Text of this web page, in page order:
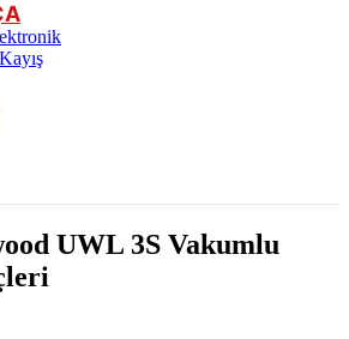
UWL 3S Vakumlu